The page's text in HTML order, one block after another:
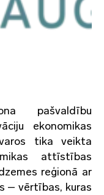
pašvaldību
ekonomikas
tika veikta
attīstības
reģionā ar
– vērtības, kuras